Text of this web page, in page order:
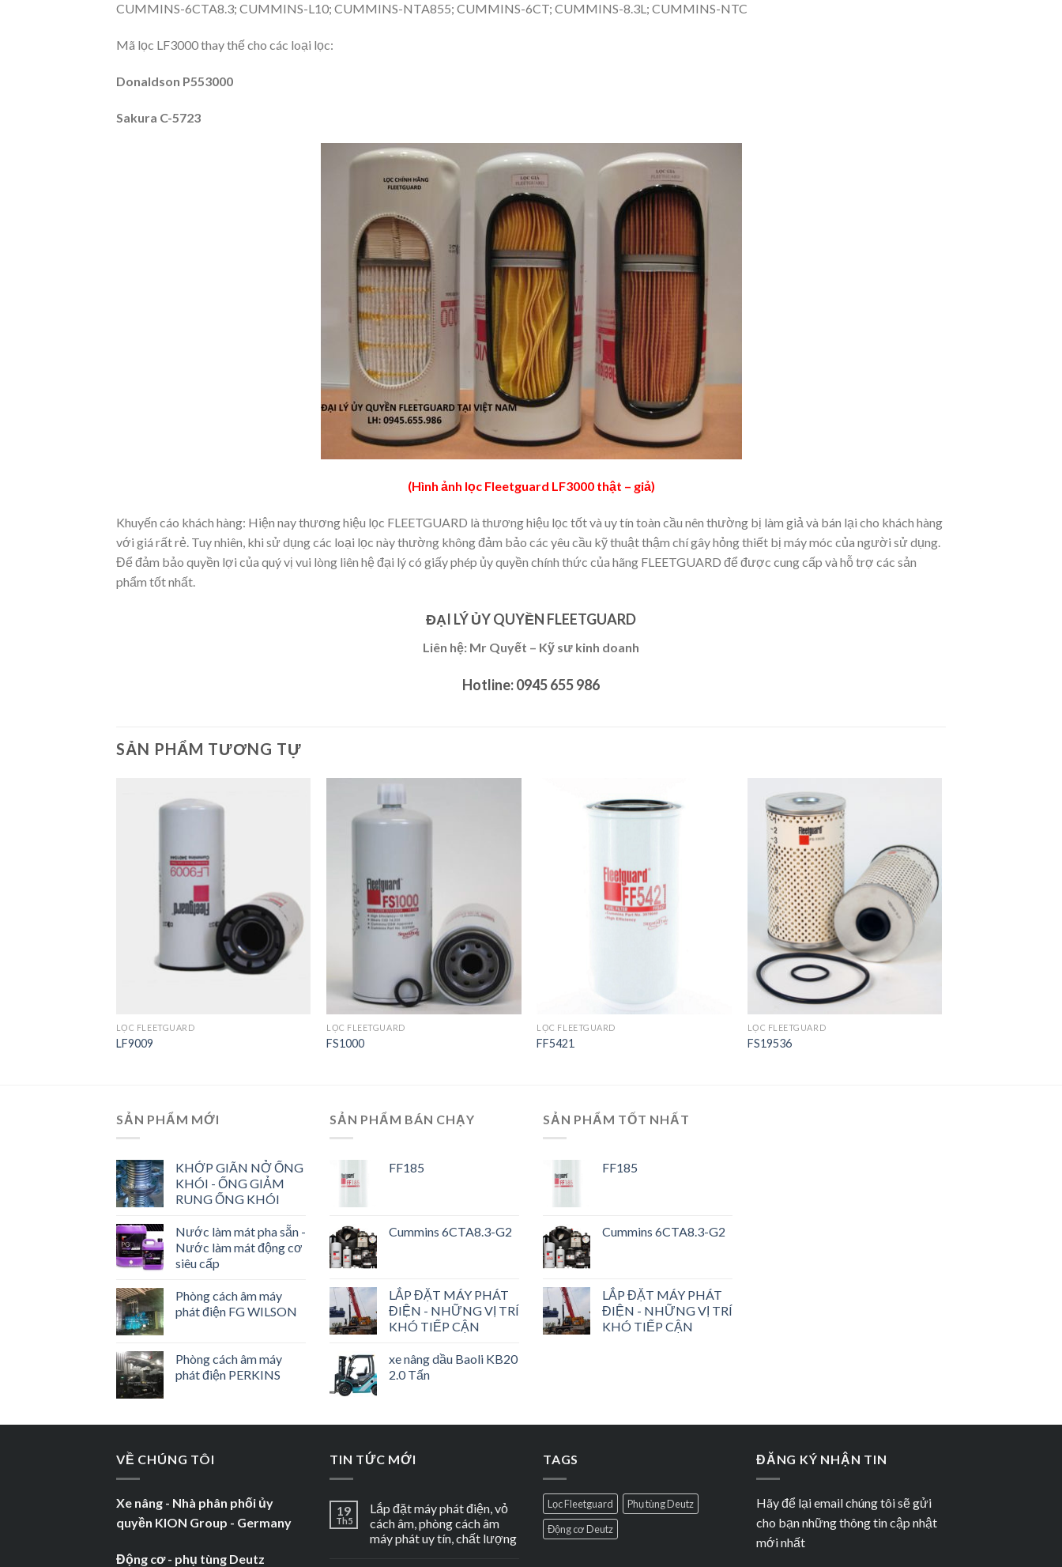
CUMMINS-6CTA8.3; CUMMINS-L10; CUMMINS-NTA855; CUMMINS-6CT; CUMMINS-8.3L; CUMMINS-NTC
Mã lọc LF3000 thay thế cho các loại lọc:
Donaldson P553000
Sakura C-5723
(Hình ảnh lọc Fleetguard LF3000 thật – giả)
Khuyến cáo khách hàng: Hiện nay thương hiệu lọc FLEETGUARD là thương hiệu lọc tốt và uy tín toàn cầu nên thường bị làm giả và bán lại cho khách hàng
với giá rất rẻ. Tuy nhiên, khi sử dụng các loại lọc này thường không đảm bảo các yêu cầu kỹ thuật thậm chí gây hỏng thiết bị máy móc của người sử dụng.
Để đảm bảo quyền lợi của quý vị vui lòng liên hệ đại lý có giấy phép ủy quyền chính thức của hãng FLEETGUARD để được cung cấp và hỗ trợ các sản
phẩm tốt nhất.
ĐẠI LÝ ỦY QUYỀN FLEETGUARD
Liên hệ: Mr Quyết – Kỹ sư kinh doanh
Hotline: 0945 655 986
SẢN PHẨM TƯƠNG TỰ
LỌC FLEETGUARD
LF9009
LỌC FLEETGUARD
FS1000
LỌC FLEETGUARD
FF5421
Add to
Wishlist
LỌC FLEETGUARD
FS19536
SẢN PHẨM MỚI
KHỚP GIÃN NỞ ỐNG
KHÓI - ỐNG GIẢM
RUNG ỐNG KHÓI
Nước làm mát pha sẵn -
Nước làm mát động cơ
siêu cấp
Phòng cách âm máy
phát điện FG WILSON
Phòng cách âm máy
phát điện PERKINS
SẢN PHẨM BÁN CHẠY
FF185
Cummins 6CTA8.3-G2
LẮP ĐẶT MÁY PHÁT
ĐIỆN - NHỮNG VỊ TRÍ
KHÓ TIẾP CẬN
xe nâng dầu Baoli KB20
2.0 Tấn
SẢN PHẨM TỐT NHẤT
FF185
Cummins 6CTA8.3-G2
LẮP ĐẶT MÁY PHÁT
ĐIỆN - NHỮNG VỊ TRÍ
KHÓ TIẾP CẬN
VỀ CHÚNG TÔI
Xe nâng - Nhà phân phối ủy
quyền KION Group - Germany
Động cơ - phụ tùng Deutz
TIN TỨC MỚI
19
Th5
Lắp đặt máy phát điện, vỏ
cách âm, phòng cách âm
máy phát uy tín, chất lượng
TAGS
Lọc Fleetguard
Phụ tùng Deutz
Động cơ Deutz
ĐĂNG KÝ NHẬN TIN
Hãy để lại email chúng tôi sẽ gửi
cho bạn những thông tin cập nhật
mới nhất